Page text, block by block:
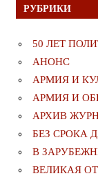
РУБРИКИ
50 ЛЕТ
АНОНС
АРМИЯ И
АРМИЯ И
АРХИВ
БЕЗ СРОКА
В
ВЕЛИКАЯ